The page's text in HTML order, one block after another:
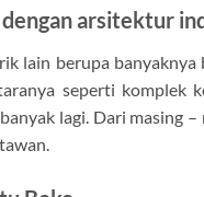
arsitektur
lain berupa
seperti komplek
lagi. Dari masing